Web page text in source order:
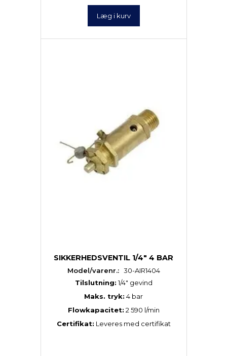
Læg i kurv
SIKKERHEDSVENTIL 1/4" 4 BAR
Model/varenr.: 30-AIR1404
Tilslutning:1/4″ gevind
Maks. tryk: 4 bar
Flowkapacitet: 2 590 l/min
Certifikat: Leveres med certifikat